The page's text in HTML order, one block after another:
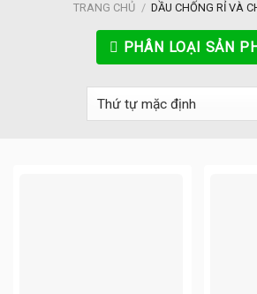
TRANG CHỦ / DẦU CHỐNG RỈ VÀ
PHÂN LOẠI SẢN